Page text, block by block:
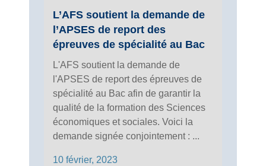
L’AFS soutient la demande de
l’APSES de report des
épreuves de spécialité au Bac
L'AFS soutient la demande de
l'APSES de report des épreuves de
spécialité au Bac afin de garantir la
qualité de la formation des Sciences
économiques et sociales. Voici la
demande signée conjointement : ...
10 février, 2023